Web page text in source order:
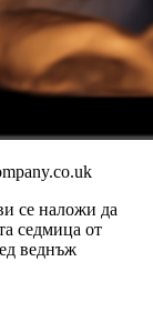
се наложи да
седмица от
веднъж